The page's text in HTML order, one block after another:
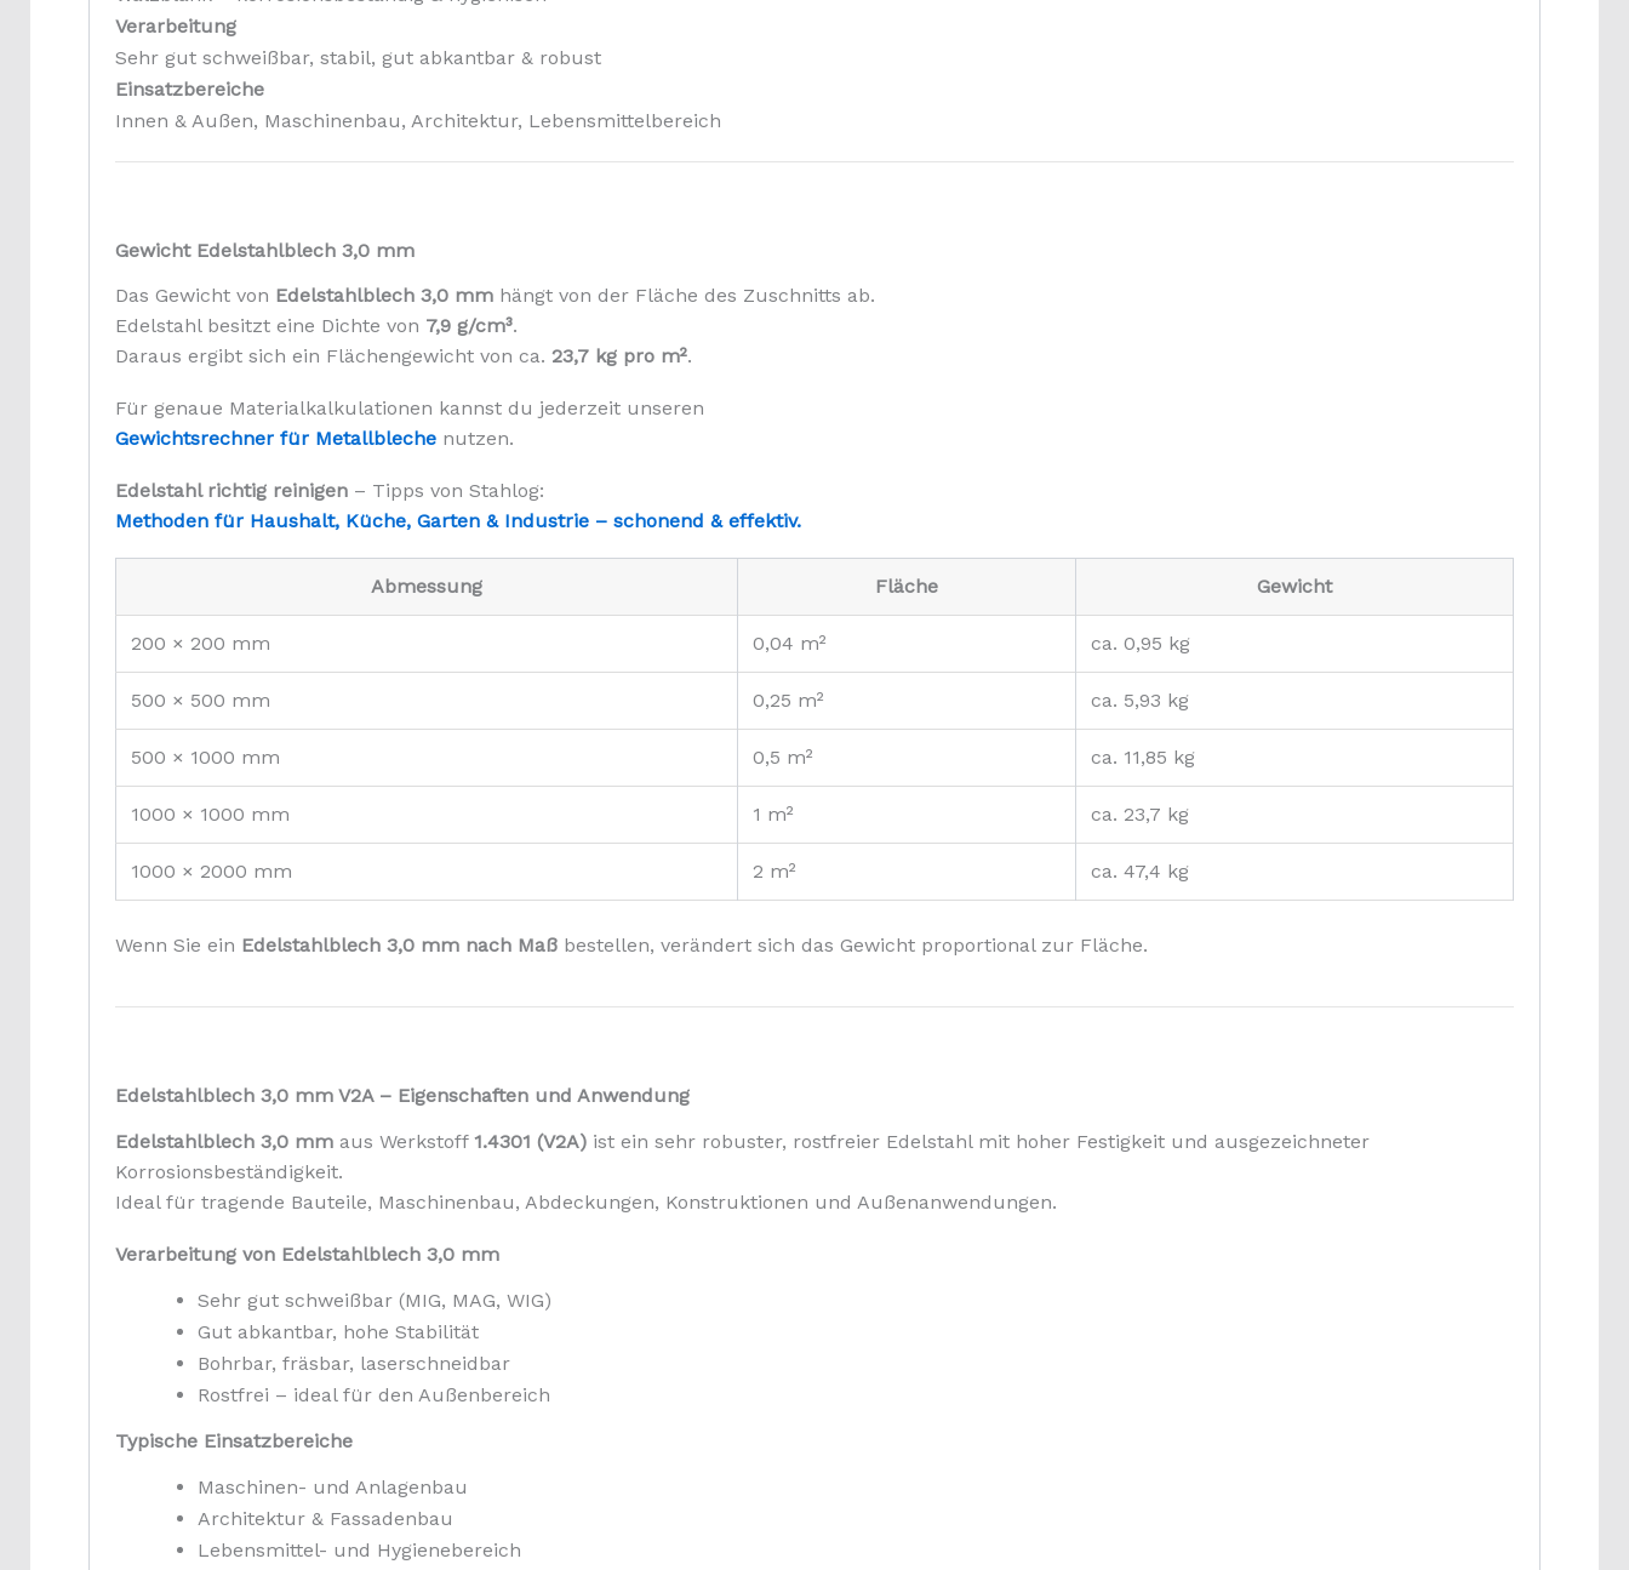
Verarbeitung
Sehr gut schweißbar, stabil, gut abkantbar & robust
Einsatzbereiche
Innen & Außen, Maschinenbau, Architektur, Lebensmittelbereich
Gewicht Edelstahlblech 3,0 mm
Das Gewicht von Edelstahlblech 3,0 mmhängt von der Fläche des Zuschnitts ab.
Edelstahl besitzt eine Dichte von 7,9 g/cm³.
Daraus ergibt sich ein Flächengewicht von ca. 23,7 kg pro m².
Für genaue Materialkalkulationen kannst du jederzeit unseren
Gewichtsrechner für Metallblechenutzen.
Edelstahl richtig reinigen– Tipps von Stahlog:
Methoden für Haushalt, Küche, Garten & Industrie – schonend & effektiv.
Abmessung Fläche Gewicht
200 × 200 mm 0,04 m² ca. 0,95 kg
500 × 500 mm 0,25 m² ca. 5,93 kg
500 × 1000 mm 0,5 m² ca. 11,85 kg
1000 × 1000 mm 1 m² ca. 23,7 kg
1000 × 2000 mm 2 m² ca. 47,4 kg
Wenn Sie ein Edelstahlblech 3,0 mm nach Maßbestellen, verändert sich das Gewicht proportional zur Fläche.
Edelstahlblech 3,0 mm V2A – Eigenschaften und Anwendung
Edelstahlblech 3,0 mmaus Werkstoff 1.4301 (V2A)ist ein sehr robuster, rostfreier Edelstahl mit hoher Festigkeit und ausgezeichneter
Korrosionsbeständigkeit.
Ideal für tragende Bauteile, Maschinenbau, Abdeckungen, Konstruktionen und Außenanwendungen.
Verarbeitung von Edelstahlblech 3,0 mm
Sehr gut schweißbar (MIG, MAG, WIG)
Gut abkantbar, hohe Stabilität
Bohrbar, fräsbar, laserschneidbar
Rostfrei – ideal für den Außenbereich
Typische Einsatzbereiche
Maschinen- und Anlagenbau
Architektur & Fassadenbau
Lebensmittel- und Hygienebereich